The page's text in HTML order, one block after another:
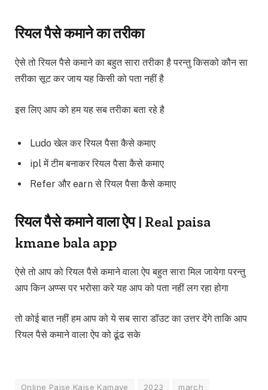
रियल पैसे कमाने का तरीका
ऐसे तो रियल पैसे कमाने का बहुत सारा तरीका है परन्तु किसको कौन सा
तरीका सूट कर जाय यह किसी को पता नहीं है
इस लिए आप को हम यह सब तरीका बता रहे है
Ludo खेल कर रियल पैसा कैसे कमाए
ipl में टीम बनाकर रियल पैसा कैसे कमाए
Refer और earn से रियल पैसा कैसे कमाए
रियल पैसे कमाने वाला ऐप | Real paisa
kmane bala app
ऐसे तो आप को रियल पैसे कमाने वाला ऐप बहुत सारा मिल जायेगा परन्तु
आप किन अप्प्स पर भरोसा करे यह आप को पता नहीं लग रहा होगा
तो कोई बात नहीं हम आप को ये सब सारा डॉउट का उत्तर देंगे ताकि आप
रियल पैसे कमाने वाला ऐप को ढूंढ सके
Online Paise Kaise Kamaye 2023 march